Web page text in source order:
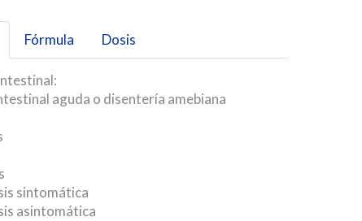
Fórmula Dosis
aguda o disentería amebiana
sintomática
asintomática